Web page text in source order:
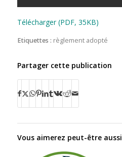
Télécharger (PDF, 35KB)
Etiquettes : règlement adopté
Partager cette publication
Vous aimerez peut-être aussi